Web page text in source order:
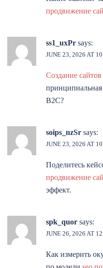
продвижение
ss1_uxPr says:
JUNE 23, 2026 AT
Создание сайтов
B2C?
soips_nzSr says:
JUNE 23, 2026 AT
Поделитесь
продвижение
эффект.
spk_quor says:
JUNE 26, 2026 AT
Как измерить